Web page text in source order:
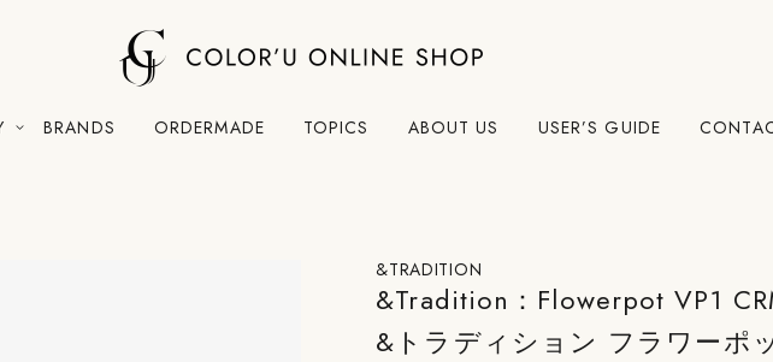
BRANDS ORDERMADE TOPICS ABOUT US USER’S GUIDE
&TRADITION
&Tradition：Flowerpot VP1
&トラディション フラワーポ